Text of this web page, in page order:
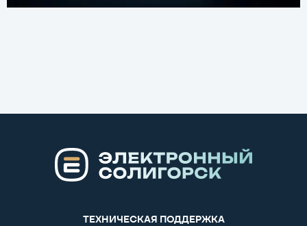
ТЕХНИЧЕСКАЯ ПОДДЕРЖКА